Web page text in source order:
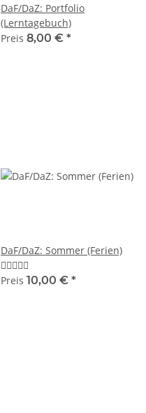
DaF/DaZ: Portfolio
(Lerntagebuch)
Preis 8,00 € *
DaF/DaZ: Sommer (Ferien)
Preis 10,00 € *